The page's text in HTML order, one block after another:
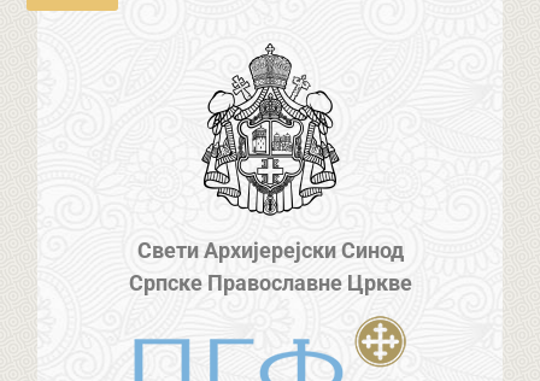
Свети Архијерејски Синод
Српске Православне Цркве